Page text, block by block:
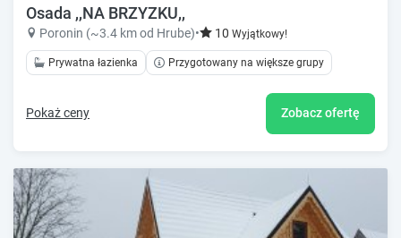
Osada ,,NA BRZYZKU,,
Poronin (~3.4 km od Hrube)• 10 Wyjątkowy!
Prywatna łazienka Przygotowany na większe grupy
Pokaż ceny Zobacz ofertę